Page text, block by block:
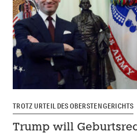
TROTZ URTEIL DES OBERSTEN GERICHTS
Trump will